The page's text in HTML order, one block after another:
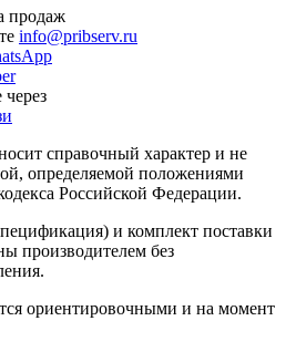
продаж
info@pribserv.ru
справочный характер и не
определяемой положениями
Российской Федерации.
и комплект поставки
производителем без
ориентировочными и на момент